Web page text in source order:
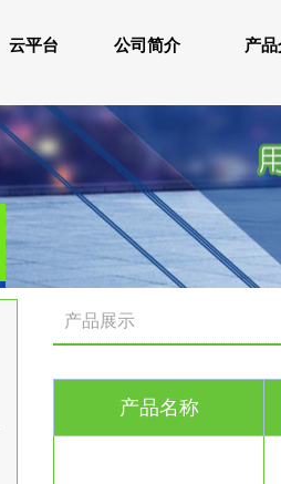
云平台 公司简介 产
产品展示
产品名称